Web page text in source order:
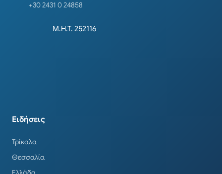
+30 2431 0 24858
Μ.Η.Τ. 252116
Ειδήσεις
Τρίκαλα
Θεσσαλία